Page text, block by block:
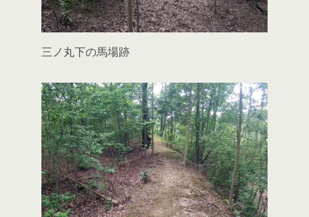
三ノ丸下の馬場跡